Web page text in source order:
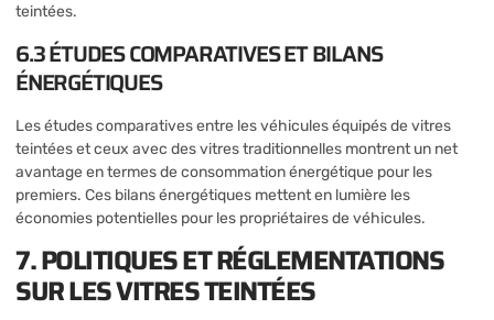
teintées.
6.3 ÉTUDES COMPARATIVES ET BILANS
ÉNERGÉTIQUES
Les études comparatives entre les véhicules équipés de vitres
teintées et ceux avec des vitres traditionnelles montrent un net
avantage en termes de consommation énergétique pour les
premiers. Ces bilans énergétiques mettent en lumière les
économies potentielles pour les propriétaires de véhicules.
7. POLITIQUES ET RÉGLEMENTATIONS
SUR LES VITRES TEINTÉES